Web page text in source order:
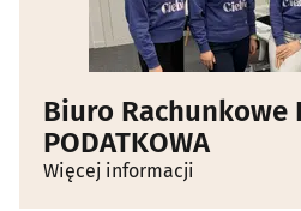
Biuro Rachunkowe
PODATKOWA
Więcej informacji